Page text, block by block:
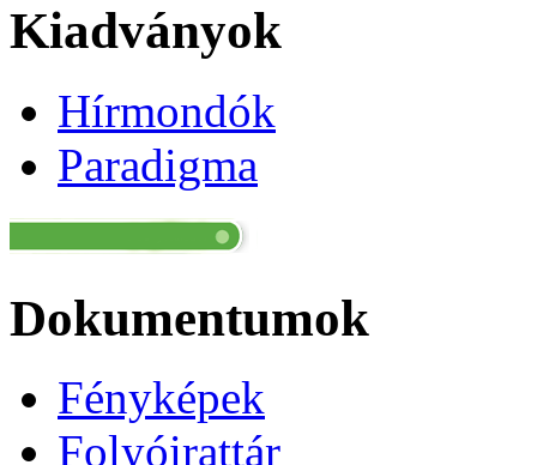
Kiadványok
Hírmondók
Paradigma
Dokumentumok
Fényképek
Folyóirattár